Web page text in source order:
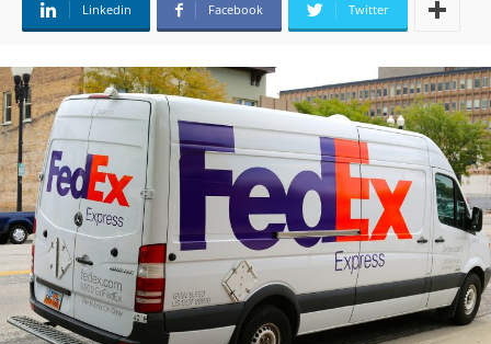
Linkedin Facebook Twitter